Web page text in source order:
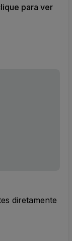
para ver
diretamente